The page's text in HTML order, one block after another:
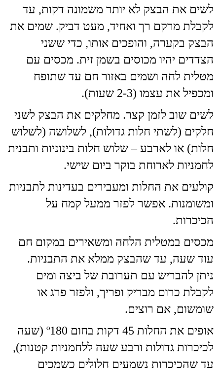
לשים את הבצק לא יותר משמונה דקות, עד
לקבלת מרקם רך ואחיד, מעט דביק. שמים את
הבצק בקערה, והופכים אותו, כדי ששני
הצדדים יהיו מכוסים בשמן זית. מכסים עם
מטלית לחה ושמים באזור חם עד שתופח
ומכפיל את עצמו (2-3 שעות).
לשים שוב לזמן קצר. מחלקים את הבצק לשני
חלקים (לשתי חלות גדולות), לשלושה (לשלוש
חלות) או לארבע – שלוש חלות בינוניות ותבנית
לחמניות לארוחת בוקר ביום שישי.
קולעים את החלות ומעבירים בעדינות לתבניות
ומשומנות. אפשר לפזר ממעל קמח על
הכיכרות.
מכסים במטלית הלחה ומשאירים במקום חם
עוד שעה, עד שהבצק ממלא את התבניות.
ניתן להבריש עם תערובת של ביצה ומים
לקבלת כרום מבריק ופריך, ולפזר פרג או
שומשום, אם רוצים.
אופים את החלות 45 דקות בחום º180 (שעה
לכיכרות גדולות ורבע שעה ללחמניות קטנות),
עד שהכיכרות נשמעים חלולים כשמכים